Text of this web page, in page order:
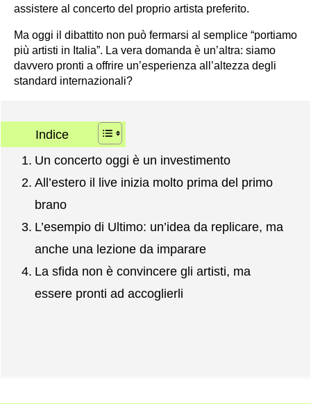
assistere al concerto del proprio artista preferito.
Ma oggi il dibattito non può fermarsi al semplice “portiamo
più artisti in Italia”. La vera domanda è un’altra: siamo
davvero pronti a offrire un’esperienza all’altezza degli
standard internazionali?
Indice
Un concerto oggi è un investimento
All’estero il live inizia molto prima del primo
brano
L’esempio di Ultimo: un’idea da replicare, ma
anche una lezione da imparare
La sfida non è convincere gli artisti, ma
essere pronti ad accoglierli